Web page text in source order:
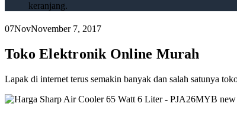
keranjang.
07NovNovember 7, 2017
Toko Elektronik Online Murah
Lapak di internet terus semakin banyak dan salah satunya